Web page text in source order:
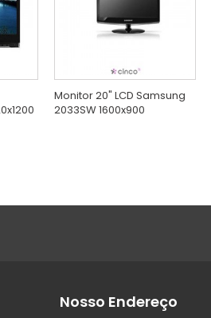
Monitor 20" LCD Samsung
2033SW 1600x900
Nosso Endereço